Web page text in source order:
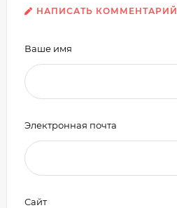
НАПИСАТЬ КОММЕНТАРИЙ
Ваше имя
Электронная почта
Сайт